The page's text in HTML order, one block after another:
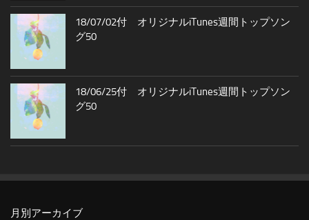
18/07/02付 オリジナルiTunes週間トップソン
グ50
18/06/25付 オリジナルiTunes週間トップソン
グ50
月別アーカイブ